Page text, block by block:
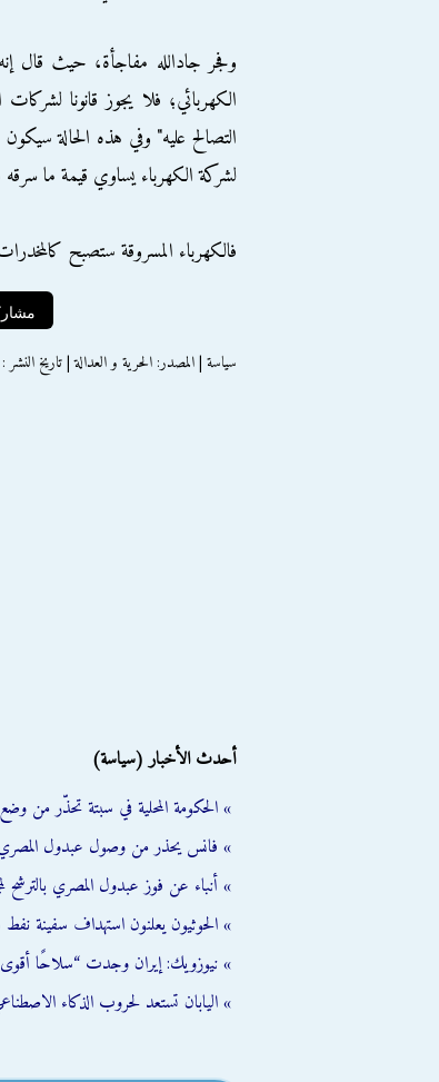
وفجر جادالله مفاجأة، حيث قال
الكهربائي؛ فلا يجوز قانونا
التصالح عليه" وفي هذه الحالة
لشركة الكهرباء يساوي قيمة ما
فالكهرباء المسروقة ستصبح
سياسة | المصدر: الحرية و العدالة | تاريخ النشر : الخميس 07
أحدث الأخبار (سياسة)
» الحكومة المحلية في سبتة تحذّر من وضع
» فانس يحذر من وصول عبدول المصري
» أنباء عن فوز عبدول المصري
» الحوثيون يعلنون استهداف سفينة نفط
» نيوزويك: إيران وجدت “سلاحًا أقوى
» اليابان تستعد لحروب الذكاء